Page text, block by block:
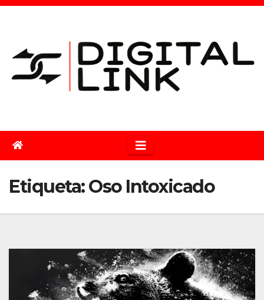
Saltar
Etiqueta:Oso Intoxicado